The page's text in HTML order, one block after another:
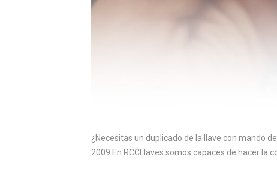
¿Necesitas un duplicado de la llave con mando
2009 En RCCLlaves somos capaces de hacer la